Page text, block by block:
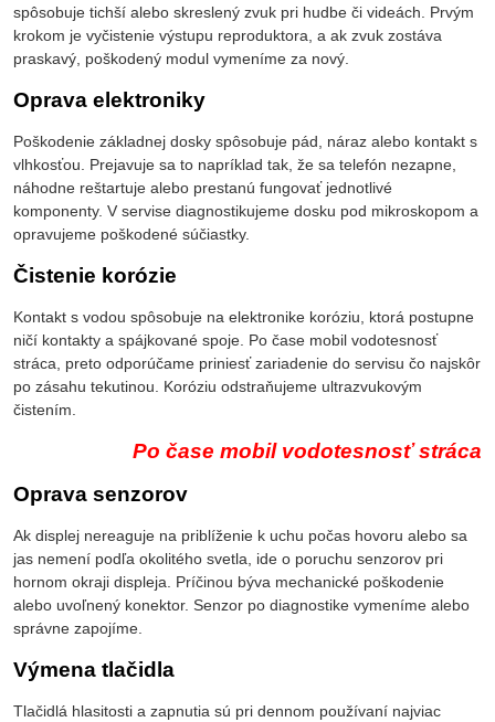
spôsobuje tichší alebo skreslený zvuk pri hudbe či videách. Prvým
krokom je vyčistenie výstupu reproduktora, a ak zvuk zostáva
praskavý, poškodený modul vymeníme za nový.
Oprava elektroniky
Poškodenie základnej dosky spôsobuje pád, náraz alebo kontakt s
vlhkosťou. Prejavuje sa to napríklad tak, že sa telefón nezapne,
náhodne reštartuje alebo prestanú fungovať jednotlivé
komponenty. V servise diagnostikujeme dosku pod mikroskopom a
opravujeme poškodené súčiastky.
Čistenie korózie
Kontakt s vodou spôsobuje na elektronike koróziu, ktorá postupne
ničí kontakty a spájkované spoje. Po čase mobil vodotesnosť
stráca, preto odporúčame priniesť zariadenie do servisu čo najskôr
po zásahu tekutinou. Koróziu odstraňujeme ultrazvukovým
čistením.
Po čase mobil vodotesnosť stráca
Oprava senzorov
Ak displej nereaguje na priblíženie k uchu počas hovoru alebo sa
jas nemení podľa okolitého svetla, ide o poruchu senzorov pri
hornom okraji displeja. Príčinou býva mechanické poškodenie
alebo uvoľnený konektor. Senzor po diagnostike vymeníme alebo
správne zapojíme.
Výmena tlačidla
Tlačidlá hlasitosti a zapnutia sú pri dennom používaní najviac